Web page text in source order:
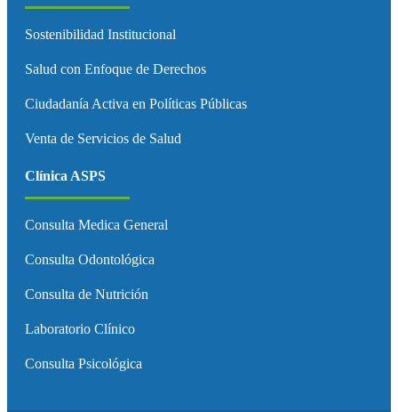
Sostenibilidad Institucional
Salud con Enfoque de Derechos
Ciudadanía Activa en Políticas Públicas
Venta de Servicios de Salud
Clínica ASPS
Consulta Medica General
Consulta Odontológica
Consulta de Nutrición
Laboratorio Clínico
Consulta Psicológica